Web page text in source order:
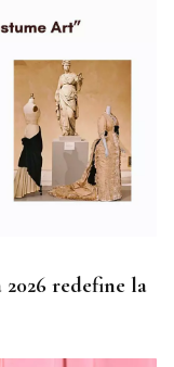
redefine la